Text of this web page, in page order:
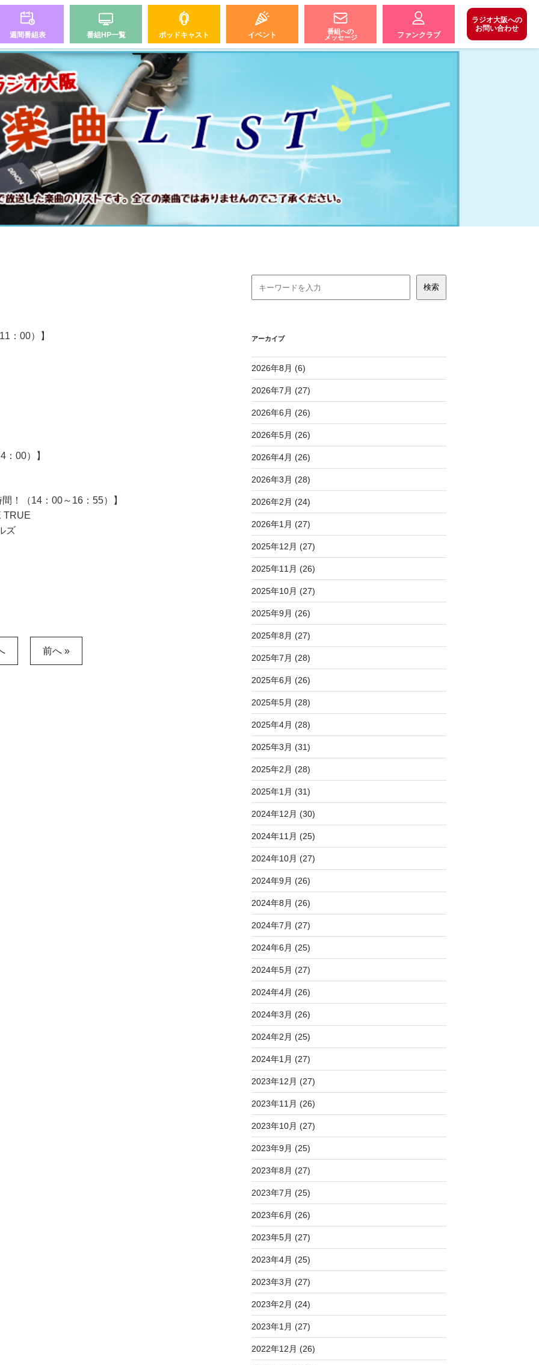
週間番組表 番組HP一覧 ポッドキャスト イベント
番組への
メッセージ
ファンクラブ
ラジオ大阪への
お問い合わせ
：00）】
00）】
！（14：00～16：55）】
ズ
前へ »
アーカイブ
2026年8月 (6)
2026年7月 (27)
2026年6月 (26)
2026年5月 (26)
2026年4月 (26)
2026年3月 (28)
2026年2月 (24)
2026年1月 (27)
2025年12月 (27)
2025年11月 (26)
2025年10月 (27)
2025年9月 (26)
2025年8月 (27)
2025年7月 (28)
2025年6月 (26)
2025年5月 (28)
2025年4月 (28)
2025年3月 (31)
2025年2月 (28)
2025年1月 (31)
2024年12月 (30)
2024年11月 (25)
2024年10月 (27)
2024年9月 (26)
2024年8月 (26)
2024年7月 (27)
2024年6月 (25)
2024年5月 (27)
2024年4月 (26)
2024年3月 (26)
2024年2月 (25)
2024年1月 (27)
2023年12月 (27)
2023年11月 (26)
2023年10月 (27)
2023年9月 (25)
2023年8月 (27)
2023年7月 (25)
2023年6月 (26)
2023年5月 (27)
2023年4月 (25)
2023年3月 (27)
2023年2月 (24)
2023年1月 (27)
2022年12月 (26)